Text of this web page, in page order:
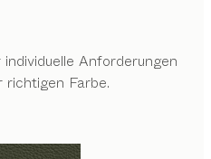
Anforderungen
richtigen Farbe.